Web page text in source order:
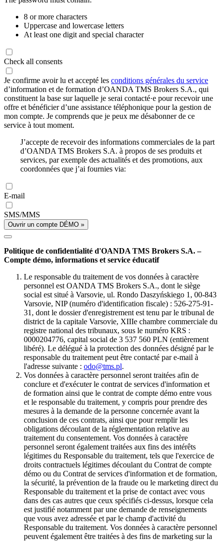
8 or more characters
Uppercase and lowercase letters
At least one digit and special character
Check all consents
Je confirme avoir lu et accepté les conditions générales du service
d’information et de formation d’OANDA TMS Brokers S.A., qui
constituent la base sur laquelle je serai contacté·e pour recevoir une
offre et bénéficier d’une assistance téléphonique pour la gestion de
mon compte. Je comprends que je peux me désabonner de ce
service à tout moment.
J’accepte de recevoir des informations commerciales de la part
d’OANDA TMS Brokers S.A. à propos de ses produits et
services, par exemple des actualités et des promotions, aux
coordonnées que j’ai fournies via:
E-mail
SMS/MMS
Ouvrir un compte DÉMO »
Politique de confidentialité d'OANDA TMS Brokers S.A. –
Compte démo, informations et service éducatif
Le responsable du traitement de vos données à caractère
personnel est OANDA TMS Brokers S.A., dont le siège
social est situé à Varsovie, ul. Rondo Daszyńskiego 1, 00-843
Varsovie, NIP (numéro d'identification fiscale) : 526-275-91-
31, dont le dossier d'enregistrement est tenu par le tribunal de
district de la capitale Varsovie, XIIIe chambre commerciale du
registre national des tribunaux, sous le numéro KRS :
0000204776, capital social de 3 537 560 PLN (entièrement
libéré). Le délégué à la protection des données désigné par le
responsable du traitement peut être contacté par e-mail à
l'adresse suivante : odo@tms.pl.
Vos données à caractère personnel seront traitées afin de
conclure et d'exécuter le contrat de services d'information et
de formation ainsi que le contrat de compte démo entre vous
et le responsable du traitement, y compris pour prendre des
mesures à la demande de la personne concernée avant la
conclusion de ces contrats, ainsi que pour remplir les
obligations découlant de la réglementation relative au
traitement du consentement. Vos données à caractère
personnel seront également traitées aux fins des intérêts
légitimes du Responsable du traitement, tels que l'exercice de
droits contractuels légitimes découlant du Contrat de compte
démo ou du Contrat de services d'information et de formation,
la sécurité, la prévention de la fraude ou le marketing direct du
Responsable du traitement et la prise de contact avec vous
dans des cas autres que ceux spécifiés ci-dessus, lorsque cela
est justifié notamment par une demande de renseignements
que vous avez adressée et par le champ d'activité du
Responsable du traitement. Vos données à caractère personnel
peuvent également être traitées à des fins de marketing sur la